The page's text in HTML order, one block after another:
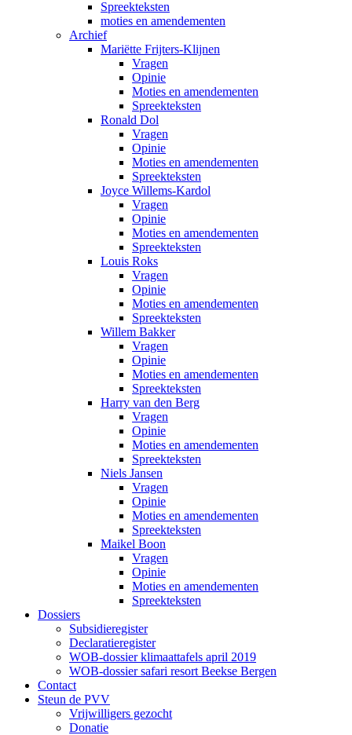
Spreekteksten
moties en amendementen
Archief
Mariëtte Frijters-Klijnen
Vragen
Opinie
Moties en amendementen
Spreekteksten
Ronald Dol
Vragen
Opinie
Moties en amendementen
Spreekteksten
Joyce Willems-Kardol
Vragen
Opinie
Moties en amendementen
Spreekteksten
Louis Roks
Vragen
Opinie
Moties en amendementen
Spreekteksten
Willem Bakker
Vragen
Opinie
Moties en amendementen
Spreekteksten
Harry van den Berg
Vragen
Opinie
Moties en amendementen
Spreekteksten
Niels Jansen
Vragen
Opinie
Moties en amendementen
Spreekteksten
Maikel Boon
Vragen
Opinie
Moties en amendementen
Spreekteksten
Dossiers
Subsidieregister
Declaratieregister
WOB-dossier klimaattafels april 2019
WOB-dossier safari resort Beekse Bergen
Contact
Steun de PVV
Vrijwilligers gezocht
Donatie